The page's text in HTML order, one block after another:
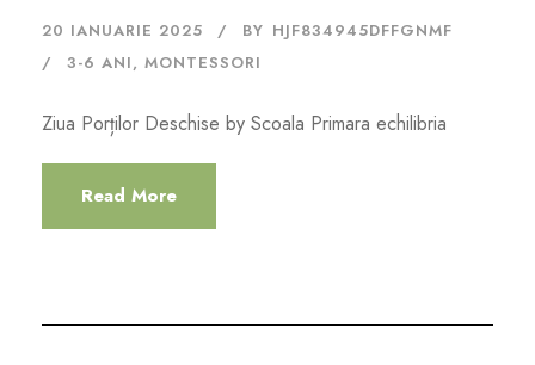
20 IANUARIE 2025 BY HJF834945DFFGNMF
3-6 ANI, MONTESSORI
Ziua Porților Deschise by Scoala Primara echilibria
Read More